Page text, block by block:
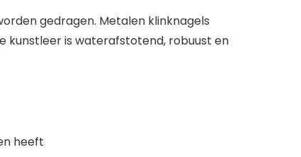
gedragen. Metalen klinknagels
kunstleer is waterafstotend, robuust en
heeft